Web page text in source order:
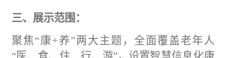
三、展示范围：
聚焦“康+养”两大主题，全面覆盖老年人